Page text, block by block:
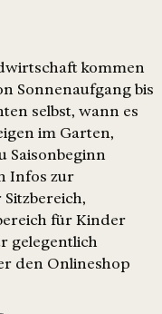
kommen
Sonnenaufgang bis
selbst, wann es
im Garten,
Saisonbeginn
Infos zur
für Kinder
gelegentlich
den Onlineshop